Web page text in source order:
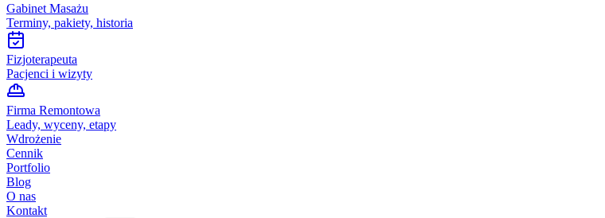
Gabinet Masażu
Terminy, pakiety, historia
Fizjoterapeuta
Pacjenci i wizyty
Firma Remontowa
Leady, wyceny, etapy
Wdrożenie
Cennik
Portfolio
Blog
O nas
Kontakt